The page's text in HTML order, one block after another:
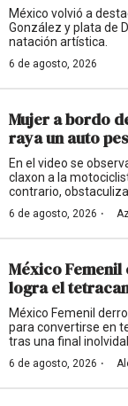
México volvió a
González y plata de
natación artística.
6 de agosto, 2026
Mujer a bordo
raya un auto
En el video se
claxon a la
contrario,
6 de agosto, 2026 ·
México
logra el
México Femenil
para convertirse en
tras una final
6 de agosto, 2026 ·